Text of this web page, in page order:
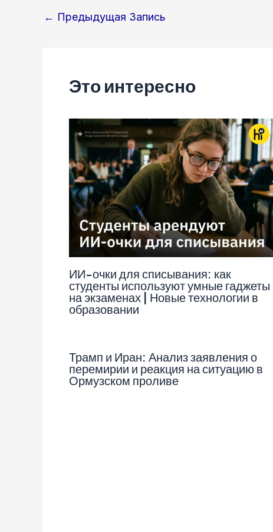
Навигация
← Предыдущая Запись
Это интересно
ИИ-очки для списывания: как
студенты используют умные гаджеты
на экзаменах | Новые технологии в
образовании
Трамп и Иран: Анализ заявления о
перемирии и реакция на ситуацию в
Ормузском проливе